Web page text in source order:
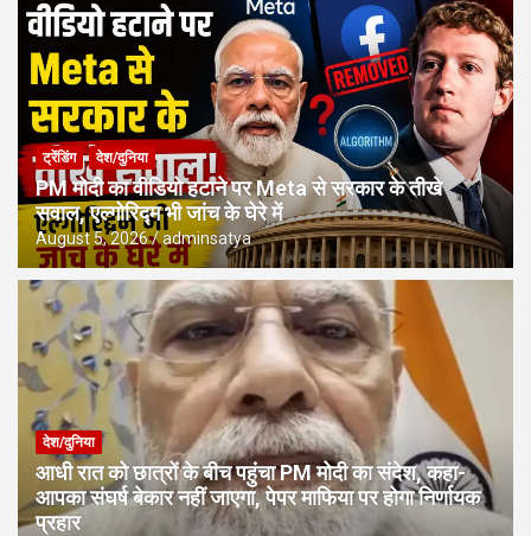
ट्रेंडिंग देश/दुनिया
PM मोदी का वीडियो हटाने पर Meta से सरकार के तीखे
सवाल, एल्गोरिद्म भी जांच के घेरे में
August 5, 2026 adminsatya
देश/दुनिया
आधी रात को छात्रों के बीच पहुंचा PM मोदी का संदेश, कहा-
आपका संघर्ष बेकार नहीं जाएगा, पेपर माफिया पर होगा निर्णायक
प्रहार